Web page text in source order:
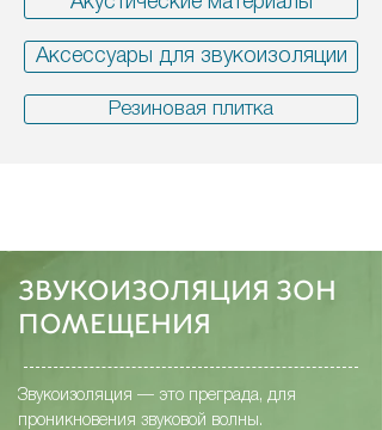
ЗВУКОИЗОЛЯЦИЯ ЗОН
ПОМЕЩЕНИЯ
Звукоизоляция — это преграда, для
проникновения звуковой волны.
Аксессуары для звукоизоляции
Резиновая плитка